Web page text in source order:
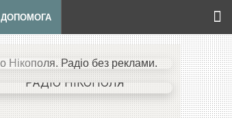
ДОПОМОГА